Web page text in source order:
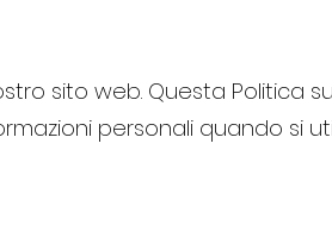
sito web. Questa Politica
personali quando si